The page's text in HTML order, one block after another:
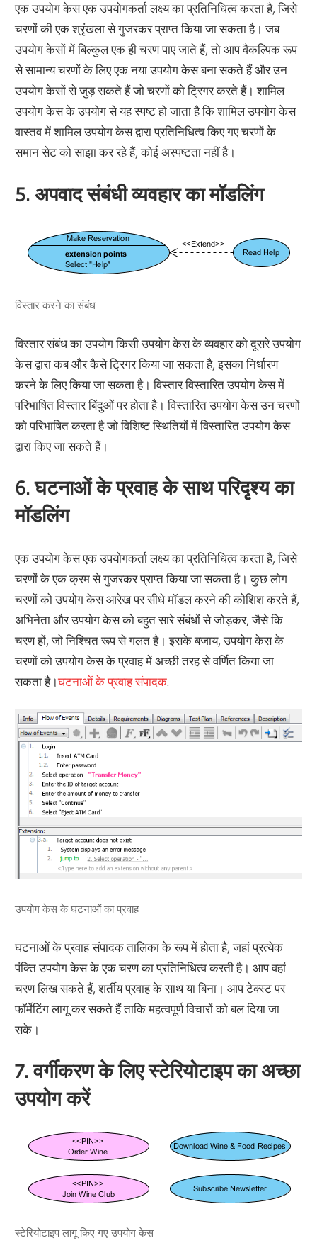
एक उपयोग केस एक उपयोगकर्ता लक्ष्य का प्रतिनिधित्व करता है, जिसे
चरणों की एक श्रृंखला से गुजरकर प्राप्त किया जा सकता है। जब
उपयोग केसों में बिल्कुल एक ही चरण पाए जाते हैं, तो आप वैकल्पिक रूप
से सामान्य चरणों के लिए एक नया उपयोग केस बना सकते हैं और उन
उपयोग केसों से जुड़ सकते हैं जो चरणों को ट्रिगर करते हैं। शामिल
उपयोग केस के उपयोग से यह स्पष्ट हो जाता है कि शामिल उपयोग केस
वास्तव में शामिल उपयोग केस द्वारा प्रतिनिधित्व किए गए चरणों के
समान सेट को साझा कर रहे हैं, कोई अस्पष्टता नहीं है।
5. अपवाद संबंधी व्यवहार का मॉडलिंग
विस्तार करने का संबंध
विस्तार संबंध का उपयोग किसी उपयोग केस के व्यवहार को दूसरे उपयोग
केस द्वारा कब और कैसे ट्रिगर किया जा सकता है, इसका निर्धारण
करने के लिए किया जा सकता है। विस्तार विस्तारित उपयोग केस में
परिभाषित विस्तार बिंदुओं पर होता है। विस्तारित उपयोग केस उन चरणों
को परिभाषित करता है जो विशिष्ट स्थितियों में विस्तारित उपयोग केस
द्वारा किए जा सकते हैं।
6. घटनाओं के प्रवाह के साथ परिदृश्य का
मॉडलिंग
एक उपयोग केस एक उपयोगकर्ता लक्ष्य का प्रतिनिधित्व करता है, जिसे
चरणों के एक क्रम से गुजरकर प्राप्त किया जा सकता है। कुछ लोग
चरणों को उपयोग केस आरेख पर सीधे मॉडल करने की कोशिश करते हैं,
अभिनेता और उपयोग केस को बहुत सारे संबंधों से जोड़कर, जैसे कि
चरण हों, जो निश्चित रूप से गलत है। इसके बजाय, उपयोग केस के
चरणों को उपयोग केस के प्रवाह में अच्छी तरह से वर्णित किया जा
सकता है।घटनाओं के प्रवाह संपादक.
उपयोग केस के घटनाओं का प्रवाह
घटनाओं के प्रवाह संपादक तालिका के रूप में होता है, जहां प्रत्येक
पंक्ति उपयोग केस के एक चरण का प्रतिनिधित्व करती है। आप वहां
चरण लिख सकते हैं, शर्तीय प्रवाह के साथ या बिना। आप टेक्स्ट पर
फॉर्मेटिंग लागू कर सकते हैं ताकि महत्वपूर्ण विचारों को बल दिया जा
सके।
7. वर्गीकरण के लिए स्टेरियोटाइप का अच्छा
उपयोग करें
स्टेरियोटाइप लागू किए गए उपयोग केस